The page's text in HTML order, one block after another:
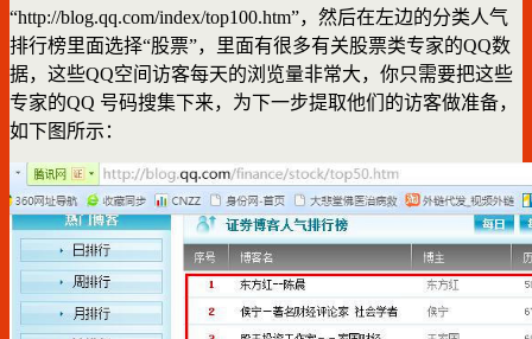
“http://blog.qq.com/index/top100.htm”，然后在左边的分类人气
排行榜里面选择“股票”，里面有很多有关股票类专家的QQ数
据，这些QQ空间访客每天的浏览量非常大，你只需要把这些
专家的QQ 号码搜集下来，为下一步提取他们的访客做准备，
如下图所示：